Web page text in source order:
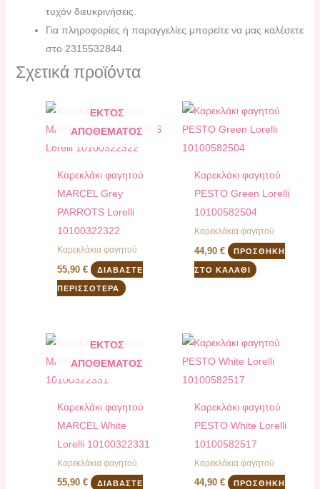
τυχόν διευκρινήσεις.
Για πληροφορίες ή παραγγελίες μπορείτε να μας καλέσετε
στο 2315532844.
Σχετικά προϊόντα
ΕΚΤΌΣ
ΑΠΟΘΈΜΑΤΟΣ
Καρεκλάκι φαγητού
MARCEL Grey
PARROTS Lorelli
10100322322
Καρεκλάκια φαγητού
55,90€ ΔΙΑΒΆΣΤΕ
ΠΕΡΙΣΣΌΤΕΡΑ
Καρεκλάκι φαγητού
PESTO Green Lorelli
10100582504
Καρεκλάκια φαγητού
44,90 € ΠΡΟΣΘΉΚΗ
ΣΤΟ ΚΑΛΆΘΙ
ΕΚΤΌΣ
ΑΠΟΘΈΜΑΤΟΣ
Καρεκλάκι φαγητού
MARCEL White
Lorelli 10100322331
Καρεκλάκια φαγητού
55,90€ ΔΙΑΒΆΣΤΕ
Καρεκλάκι φαγητού
PESTO White Lorelli
10100582517
Καρεκλάκια φαγητού
44,90 € ΠΡΟΣΘΉΚΗ